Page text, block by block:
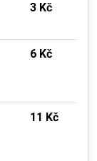
3 Kč
6 Kč
11 Kč